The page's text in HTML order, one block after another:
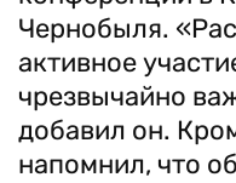
Чернобыля.
активное
чрезвычайно
добавил он.
напомнил, что